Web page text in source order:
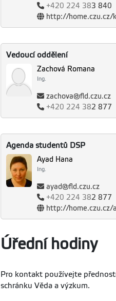
+420 224 383 840
http://home.czu.cz/
Vedoucí oddělení
Zachová Romana
Ing.
zachova@fld.czu.cz
+420 224 382 877
Agenda studentů DSP
Ayad Hana
Ing.
ayad@fld.czu.cz
+420 224 382 877
http://home.czu.cz/
Úřední hodiny
Pro kontakt používejte
schránku Věda a výzkum.